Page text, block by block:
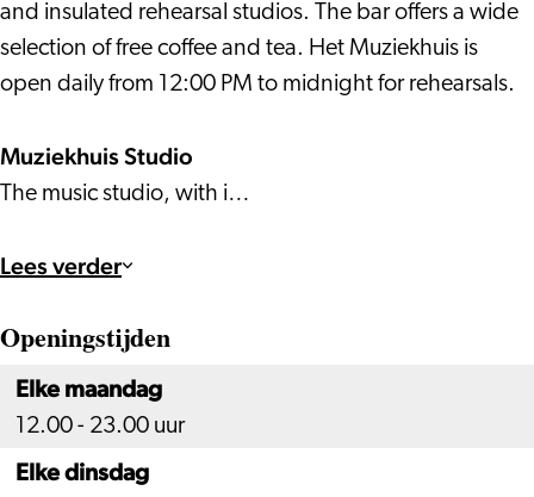
and insulated rehearsal studios. The bar offers a wide
selection of free coffee and tea. Het Muziekhuis is
open daily from 12:00 PM to midnight for rehearsals.
Muziekhuis Studio
The music studio, with i…
Lees verder
Openingstijden
Elke maandag
12.00 - 23.00 uur
Elke dinsdag